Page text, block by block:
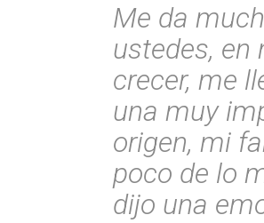
Me da
ustedes, en
crecer, me
una muy
origen, mi
poco de lo
dijo una